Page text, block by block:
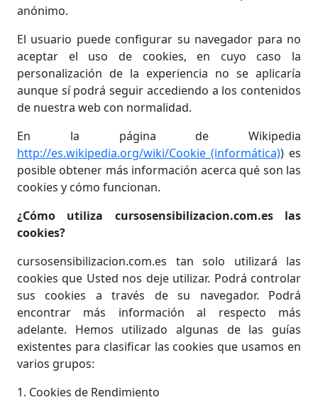
anónimo.
El usuario puede configurar su navegador para no
aceptar el uso de cookies, en cuyo caso la
personalización de la experiencia no se aplicaría
aunque sí podrá seguir accediendo a los contenidos
de nuestra web con normalidad.
En la página de Wikipedia
http://es.wikipedia.org/wiki/Cookie_(informática)) es
posible obtener más información acerca qué son las
cookies y cómo funcionan.
¿Cómo utiliza cursosensibilizacion.com.es las
cookies?
cursosensibilizacion.com.es tan solo utilizará las
cookies que Usted nos deje utilizar. Podrá controlar
sus cookies a través de su navegador. Podrá
encontrar más información al respecto más
adelante. Hemos utilizado algunas de las guías
existentes para clasificar las cookies que usamos en
varios grupos:
1. Cookies de Rendimiento